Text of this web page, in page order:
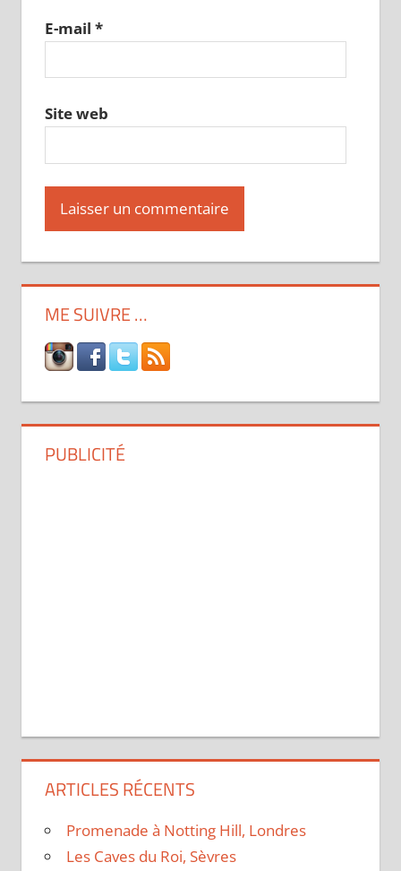
E-mail *
Site web
ME SUIVRE …
PUBLICITÉ
ARTICLES RÉCENTS
Promenade à Notting Hill, Londres
Les Caves du Roi, Sèvres